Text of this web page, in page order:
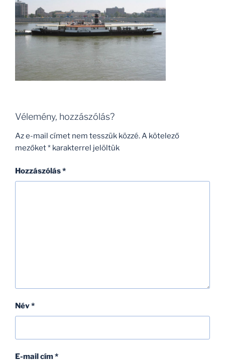
Vélemény, hozzászólás?
Az e-mail címet nem tesszük közzé.A kötelező
mezőket* karakterrel jelöltük
Hozzászólás*
Név*
E-mail cím*